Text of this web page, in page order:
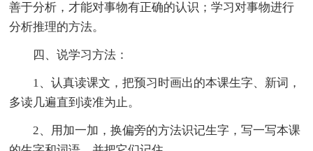
善于分析，才能对事物有正确的认识；学习对事物进行
分析推理的方法。
四、说学习方法：
1、认真读课文，把预习时画出的本课生字、新词，
多读几遍直到读准为止。
2、用加一加，换偏旁的方法识记生字，写一写本课